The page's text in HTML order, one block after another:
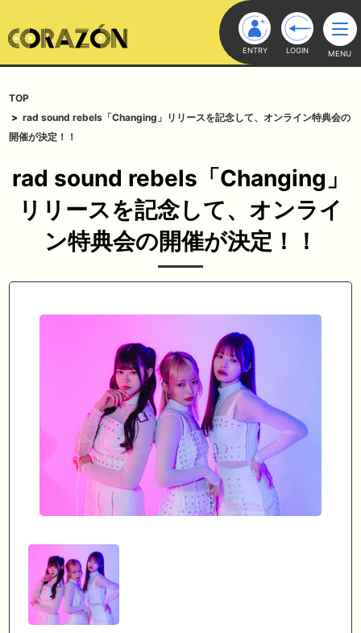
ENTRY LOGIN MENU
TOP
rad sound rebels「Changing」リリースを記念して、オンライン特典会の
開催が決定！！
rad sound rebels「Changing」
リリースを記念して、オンライ
ン特典会の開催が決定！！